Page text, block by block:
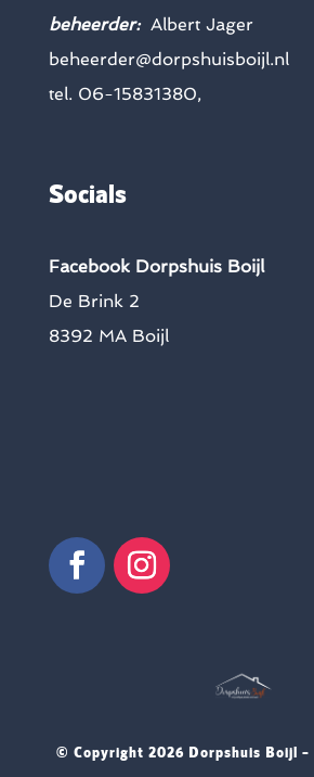
beheerder: Albert Jager
beheerder@dorpshuisboijl.nl
tel. 06-15831380,
Socials
Facebook Dorpshuis Boijl
De Brink 2
8392 MA Boijl
© Copyright2026 Dorpshuis Boijl –